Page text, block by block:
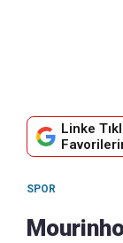
Linke
SPOR